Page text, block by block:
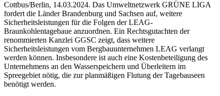
Cottbus/Berlin, 14.03.2024. Das Umweltnetzwerk GRÜNE LIGA
fordert die Länder Brandenburg und Sachsen auf, weitere
Sicherheitsleistungen für die Folgen der LEAG-
Braunkohlentagebaue anzuordnen. Ein Rechtsgutachten der
renommierten Kanzlei GGSC zeigt, dass weitere
Sicherheitsleistungen vom Bergbauunternehmen LEAG verlangt
werden können. Insbesondere ist auch eine Kostenbeteiligung des
Unternehmens an den Wasserspeichern und Überleitern im
Spreegebiet nötig, die zur planmäßigen Flutung der Tagebauseen
benötigt werden.